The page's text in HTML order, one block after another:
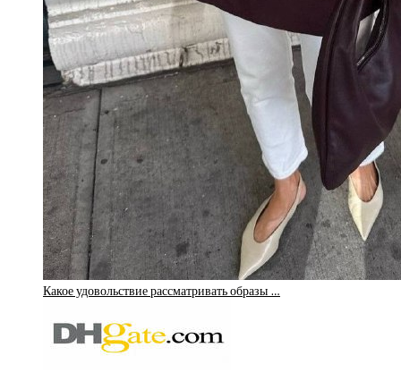
Какое удовольствие рассматривать образы …